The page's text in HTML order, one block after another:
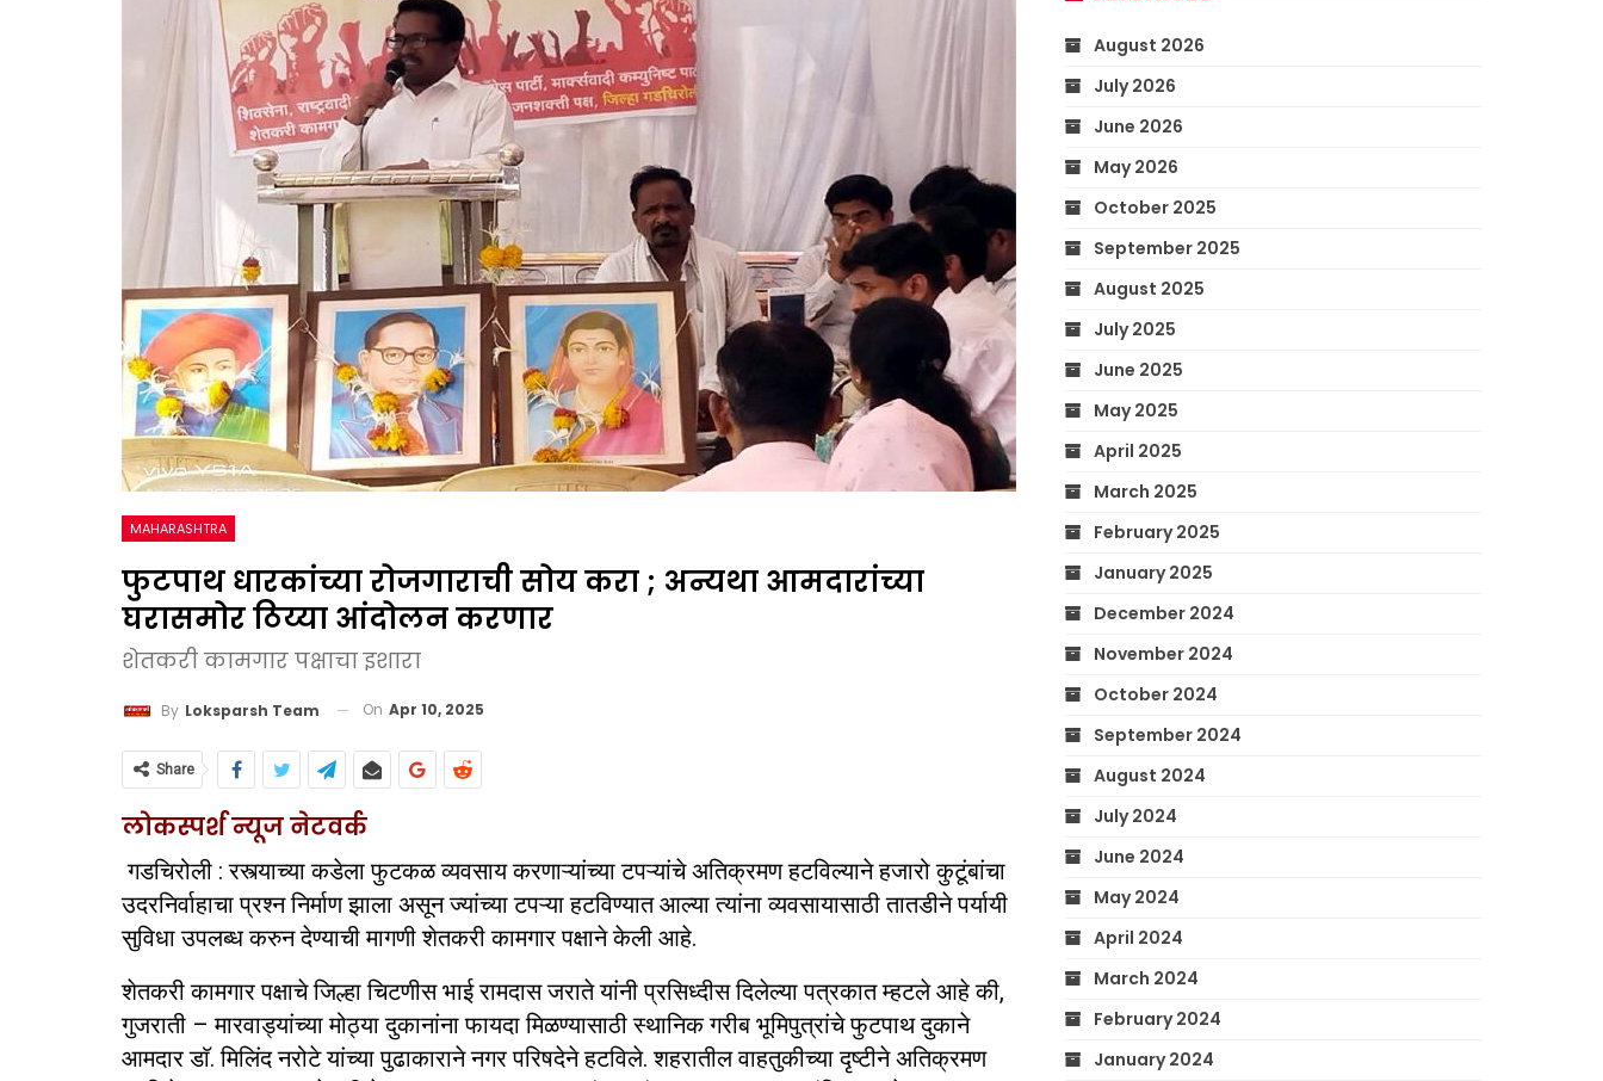
MAHARASHTRA
फुटपाथ धारकांच्या रोजगाराची सोय करा ; अन्यथा आमदारांच्या
घरासमोर ठिय्या आंदोलन करणार
शेतकरी कामगार पक्षाचा इशारा
By Loksparsh Team On Apr 10, 2025
Share
लोकस्पर्श न्यूज नेटवर्क
गडचिरोली : रस्त्याच्या कडेला फुटकळ व्यवसाय करणाऱ्यांच्या टपऱ्यांचे अतिक्रमण हटविल्याने हजारो कुटूंबांचा
उदरनिर्वाहाचा प्रश्न निर्माण झाला असून ज्यांच्या टपऱ्या हटविण्यात आल्या त्यांना व्यवसायासाठी तातडीने पर्यायी
सुविधा उपलब्ध करुन देण्याची मागणी शेतकरी कामगार पक्षाने केली आहे.
शेतकरी कामगार पक्षाचे जिल्हा चिटणीस भाई रामदास जराते यांनी प्रसिध्दीस दिलेल्या पत्रकात म्हटले आहे की,
गुजराती – मारवाड्यांच्या मोठ्या दुकानांना फायदा मिळण्यासाठी स्थानिक गरीब भूमिपुत्रांचे फुटपाथ दुकाने
आमदार डाॅ. मिलिंद नरोटे यांच्या पुढाकाराने नगर परिषदेने हटविले. शहरातील वाहतुकीच्या दृष्टीने अतिक्रमण
August 2026
July 2026
June 2026
May 2026
October 2025
September 2025
August 2025
July 2025
June 2025
May 2025
April 2025
March 2025
February 2025
January 2025
December 2024
November 2024
October 2024
September 2024
August 2024
July 2024
June 2024
May 2024
April 2024
March 2024
February 2024
January 2024